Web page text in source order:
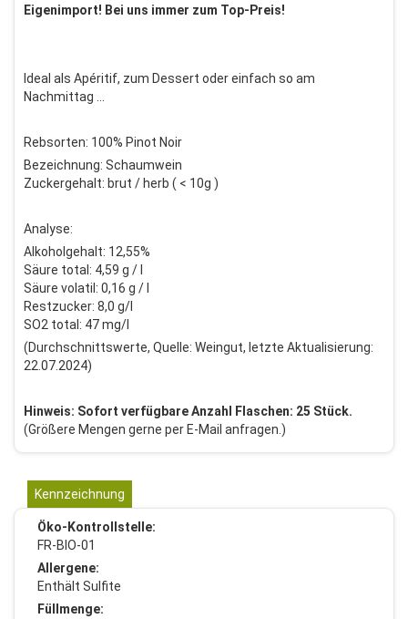
Eigenimport! Bei uns immer zum Top-Preis!
Ideal als Apéritif, zum Dessert oder einfach so am
Nachmittag ...
Rebsorten: 100% Pinot Noir
Bezeichnung: Schaumwein
Zuckergehalt: brut / herb ( < 10g )
Analyse:
Alkoholgehalt: 12,55%
Säure total: 4,59 g / l
Säure volatil: 0,16 g / l
Restzucker: 8,0 g/l
SO2 total: 47 mg/l
(Durchschnittswerte, Quelle: Weingut, letzte Aktualisierung:
22.07.2024)
Hinweis: Sofort verfügbare Anzahl Flaschen: 25 Stück.
(Größere Mengen gerne per E-Mail anfragen.)
Kennzeichnung
Öko-Kontrollstelle:
FR-BIO-01
Allergene:
Enthält Sulfite
Füllmenge: